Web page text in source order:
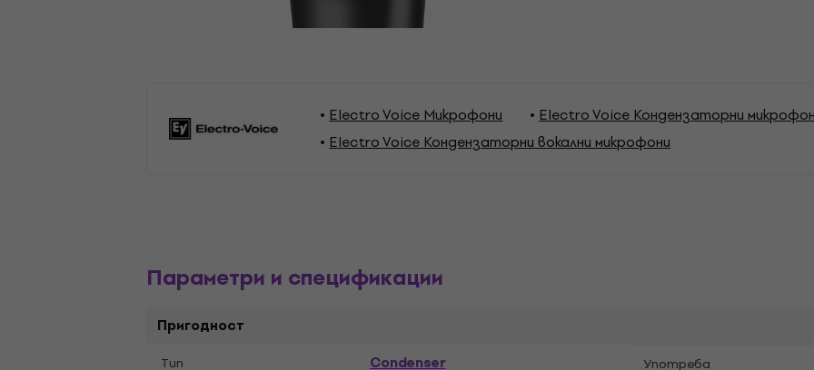
Electro Voice Микрофони
Electro Voice Кондензаторни
Electro Voice Кондензаторни вокални микрофони
Параметри и спецификации
Пригодност
Tип Condenser Употреба